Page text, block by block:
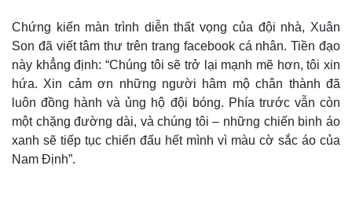
Chứng kiến màn trình diễn thất vọng của đội nhà, Xuân
Son đã viết tâm thư trên trang facebook cá nhân. Tiền đạo
này khẳng định: “Chúng tôi sẽ trở lại mạnh mẽ hơn, tôi xin
hứa. Xin cảm ơn những người hâm mộ chân thành đã
luôn đồng hành và ủng hộ đội bóng. Phía trước vẫn còn
một chặng đường dài, và chúng tôi – những chiến binh áo
xanh sẽ tiếp tục chiến đấu hết mình vì màu cờ sắc áo của
Nam Định”.